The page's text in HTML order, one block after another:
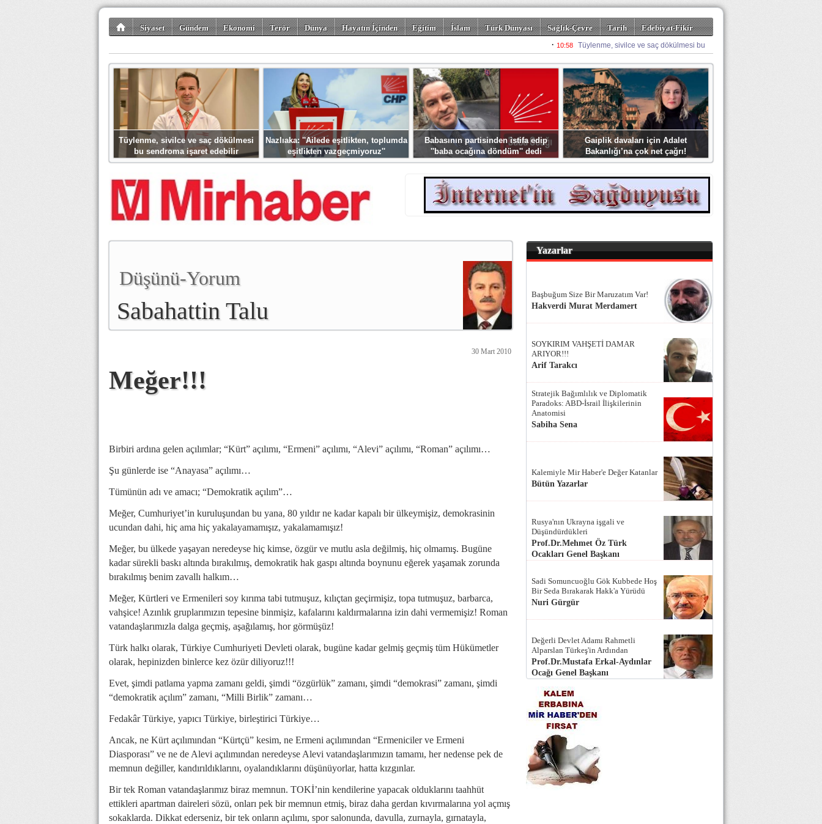
Siyaset Gündem Ekonomi Terör Dünya Hayatın İçinden Eğitim İslam Türk Dünyası Sağlık-Çevre Tarih
Edebiyat-Fikir
Tüylenme, sivilce ve saç dökülmesi
bu sendroma işaret edebilir
Nazlıaka: ''Ailede eşitlikten, toplumda
eşitlikten vazgeçmiyoruz''
Babasının partisinden istifa edip
''baba ocağına döndüm'' dedi
Gaiplik davaları için Adalet
Bakanlığı’na çok net çağrı!
Düşünü-Yorum
Sabahattin Talu
30 Mart 2010
Meğer!!!
Birbiri ardına gelen açılımlar; “Kürt” açılımı, “Ermeni” açılımı, “Alevi” açılımı, “Roman” açılımı…
Şu günlerde ise “Anayasa” açılımı…
Tümünün adı ve amacı; “Demokratik açılım”…
Meğer, Cumhuriyet’in kuruluşundan bu yana, 80 yıldır ne kadar kapalı bir ülkeymişiz, demokrasinin
ucundan dahi, hiç ama hiç yakalayamamışız, yakalamamışız!
Meğer, bu ülkede yaşayan neredeyse hiç kimse, özgür ve mutlu asla değilmiş, hiç olmamış. Bugüne
kadar sürekli baskı altında bırakılmış, demokratik hak gaspı altında boynunu eğerek yaşamak zorunda
bırakılmış benim zavallı halkım…
Meğer, Kürtleri ve Ermenileri soy kırıma tabi tutmuşuz, kılıçtan geçirmişiz, topa tutmuşuz, barbarca,
vahşice! Azınlık gruplarımızın tepesine binmişiz, kafalarını kaldırmalarına izin dahi vermemişiz! Roman
vatandaşlarımızla dalga geçmiş, aşağılamış, hor görmüşüz!
Türk halkı olarak, Türkiye Cumhuriyeti Devleti olarak, bugüne kadar gelmiş geçmiş tüm Hükümetler
olarak, hepinizden binlerce kez özür diliyoruz!!!
Evet, şimdi patlama yapma zamanı geldi, şimdi “özgürlük” zamanı, şimdi “demokrasi” zamanı, şimdi
“demokratik açılım” zamanı, “Milli Birlik” zamanı…
Fedakâr Türkiye, yapıcı Türkiye, birleştirici Türkiye…
Ancak, ne Kürt açılımından “Kürtçü” kesim, ne Ermeni açılımından “Ermeniciler ve Ermeni
Diasporası” ve ne de Alevi açılımından neredeyse Alevi vatandaşlarımızın tamamı, her nedense pek de
memnun değiller, kandırıldıklarını, oyalandıklarını düşünüyorlar, hatta kızgınlar.
Bir tek Roman vatandaşlarımız biraz memnun. TOKİ’nin kendilerine yapacak olduklarını taahhüt
ettikleri apartman daireleri sözü, onları pek bir memnun etmiş, biraz daha gerdan kıvırmalarına yol açmış
sokaklarda. Dikkat ederseniz, bir tek onların açılımı, spor salonunda, davulla, zurnayla, gırnatayla,
Yazarlar
Başbuğum Size Bir Maruzatım Var!
Hakverdi Murat Merdamert
SOYKIRIM VAHŞETİ DAMAR
ARIYOR!!!
Arif Tarakcı
Stratejik Bağımlılık ve Diplomatik
Paradoks: ABD-İsrail İlişkilerinin
Anatomisi
Sabiha Sena
Kalemiyle Mir Haber'e Değer Katanlar
Bütün Yazarlar
Rusya'nın Ukrayna işgali ve
Düşündürdükleri
Prof.Dr.Mehmet Öz Türk
Ocakları Genel Başkanı
Sadi Somuncuoğlu Gök Kubbede Hoş
Bir Seda Bırakarak Hakk'a Yürüdü
Nuri Gürgür
Değerli Devlet Adamı Rahmetli
Alparslan Türkeş'in Ardından
Prof.Dr.Mustafa Erkal-Aydınlar
Ocağı Genel Başkanı